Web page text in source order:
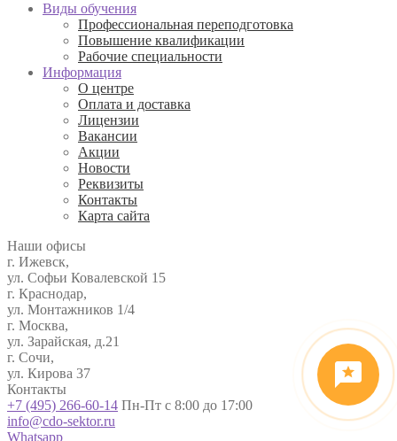
Виды обучения
Профессиональная переподготовка
Повышение квалификации
Рабочие специальности
Информация
О центре
Оплата и доставка
Лицензии
Вакансии
Акции
Новости
Реквизиты
Контакты
Карта сайта
Наши офисы
г. Ижевск,
ул. Софьи Ковалевской 15
г. Краснодар,
ул. Монтажников 1/4
г. Москва,
ул. Зарайская, д.21
г. Сочи,
ул. Кирова 37
Контакты
+7 (495) 266-60-14 Пн-Пт с 8:00 до 17:00
info@cdo-sektor.ru
Whatsapp